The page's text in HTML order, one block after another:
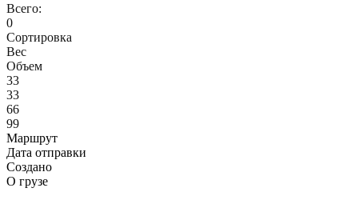
Всего:
0
Сортировка
Вес
Объем
33
33
66
99
Маршрут
Дата отправки
Создано
О грузе